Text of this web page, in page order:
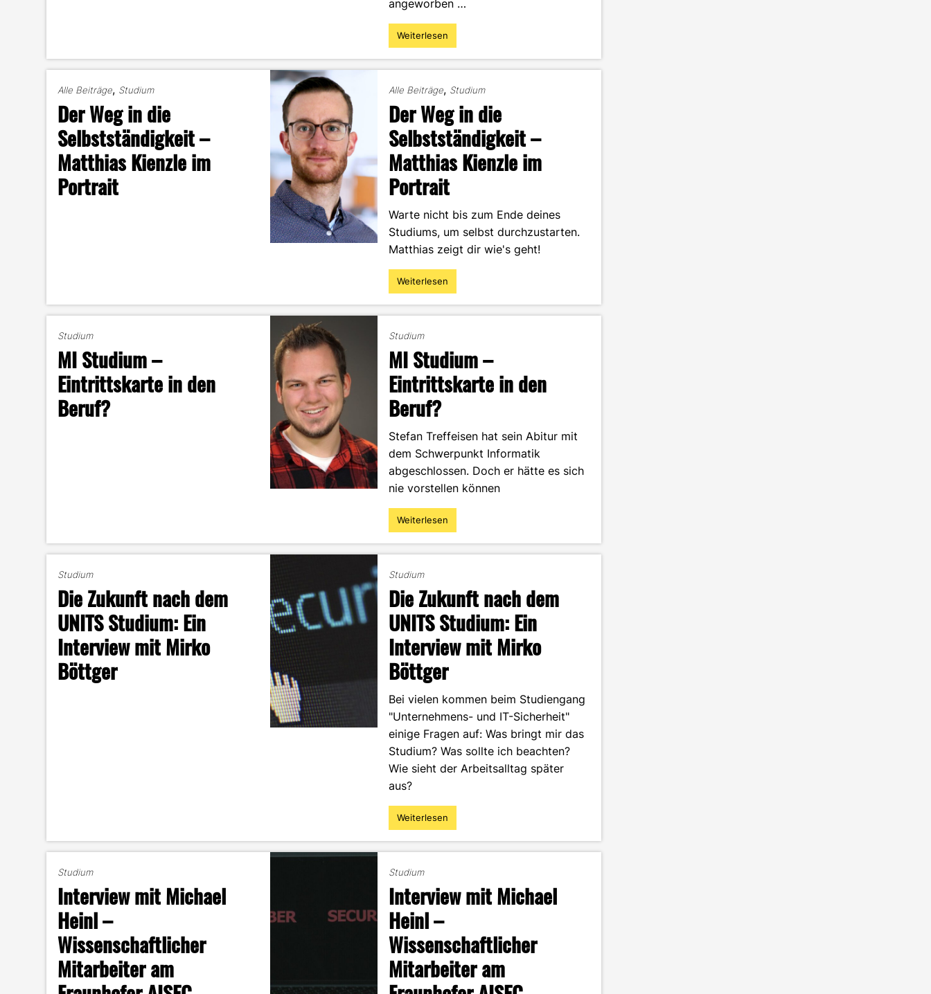
angeworben …
"Von
MI-
Influencer
–
Wie
funktioniert
das?
Fragen
an
Lorenz
Lang"
Weiterlesen
Alle Beiträge, Studium
Der Weg in die
Selbstständigkeit –
Matthias Kienzle im
Portrait
Alle Beiträge, Studium
Der Weg in die
Selbstständigkeit –
Matthias Kienzle im
Portrait
Warte nicht bis zum Ende deines
Studiums, um selbst durchzustarten.
Matthias zeigt dir wie's geht!
"Der
Weg
Selbstständigkeit
–
Matthias
Kienzle
im
Portrait"
Weiterlesen
Studium
MI Studium –
Eintrittskarte in den
Beruf?
Studium
MI Studium –
Eintrittskarte in den
Beruf?
Stefan Treffeisen hat sein Abitur mit
dem Schwerpunkt Informatik
abgeschlossen. Doch er hätte es sich
nie vorstellen können
"MI
Studium
in
den
Beruf?"
Weiterlesen
Studium
Die Zukunft nach dem
UNITS Studium: Ein
Interview mit Mirko
Böttger
Studium
Die Zukunft nach dem
UNITS Studium: Ein
Interview mit Mirko
Böttger
Bei vielen kommen beim Studiengang
"Unternehmens- und IT-Sicherheit"
einige Fragen auf: Was bringt mir das
Studium? Was sollte ich beachten?
Wie sieht der Arbeitsalltag später
aus?
"Die
Zukunft
UNITS
Studium:
Ein
Interview
mit
Mirko
Böttger"
Weiterlesen
Studium
Interview mit Michael
Heinl –
Wissenschaftlicher
Mitarbeiter am
Studium
Interview mit Michael
Heinl –
Wissenschaftlicher
Mitarbeiter am